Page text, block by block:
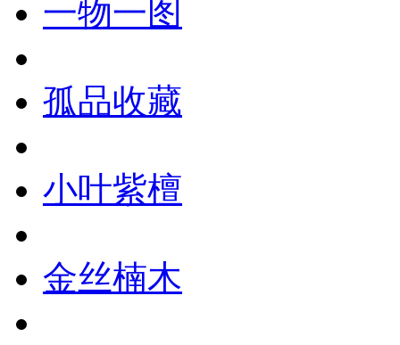
一物一图
孤品收藏
小叶紫檀
金丝楠木